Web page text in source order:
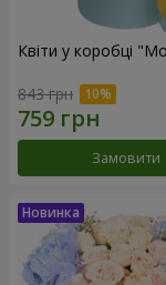
Квіти у коробці
843 грн
Замовити